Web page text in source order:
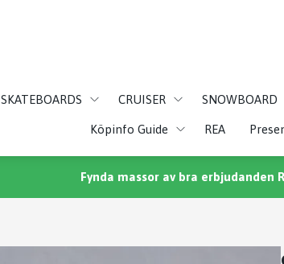
SKATEBOARDS CRUISER SNOWBOARD
Köpinfo Guide REA
Fynda massor av bra erbjudanden